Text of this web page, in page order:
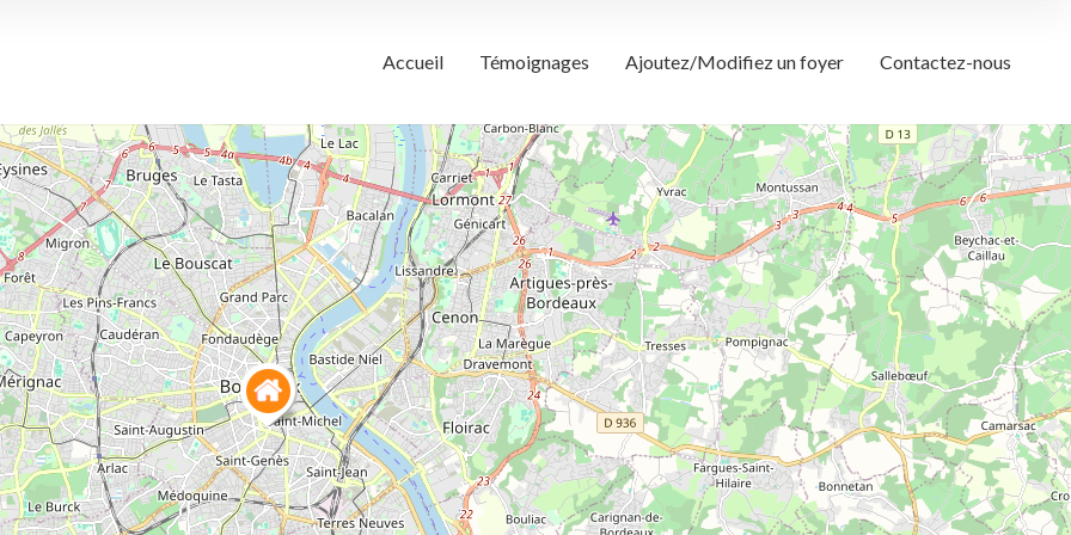
Accueil Témoignages Ajoutez/Modifiez un foyer Contactez-nous